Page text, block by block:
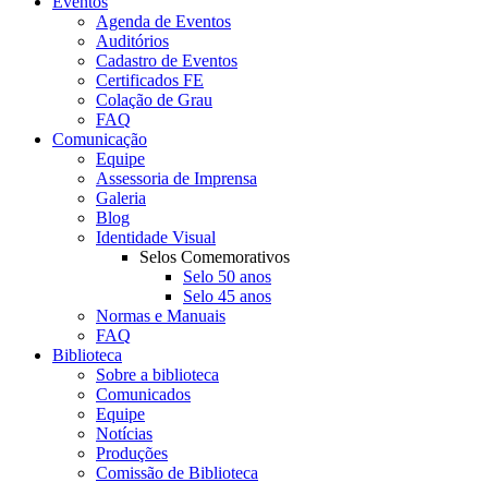
Agenda de Eventos
Auditórios
Cadastro de Eventos
Certificados FE
Colação de Grau
FAQ
Comunicação
Equipe
Assessoria de Imprensa
Galeria
Blog
Identidade Visual
Selos Comemorativos
Selo 50 anos
Selo 45 anos
Normas e Manuais
FAQ
Biblioteca
Sobre a biblioteca
Comunicados
Equipe
Notícias
Produções
Comissão de Biblioteca